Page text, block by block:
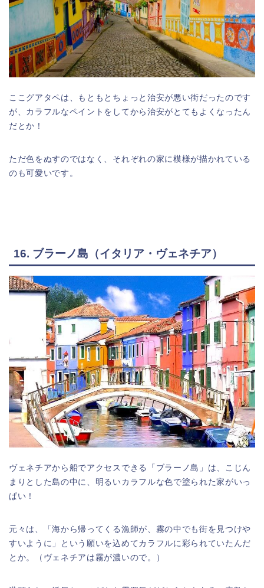
ここグアタペは、もともとちょっと治安が悪い街だったのです
が、カラフルなペイントをしてから治安がとてもよくなったん
だとか！
ただ色をぬすのではなく、それぞれの家に模様が描かれている
のも可愛いです。
16. ブラーノ島（イタリア・ヴェネチア）
ヴェネチアから船でアクセスできる「ブラーノ島」は、こじん
まりとした島の中に、明るいカラフルな色で塗られた家がいっ
ぱい！
元々は、「海から帰ってくる漁師が、霧の中でも街を見つけや
すいように」という願いを込めてカラフルに彩られていたんだ
とか。（ヴェネチアは霧が濃いので。）